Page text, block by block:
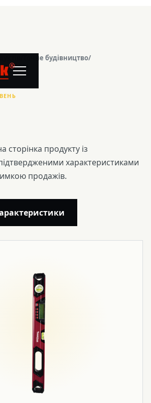
®
Точне будівництво/
/MS14
сторінка продукту із
характеристиками
продажів.